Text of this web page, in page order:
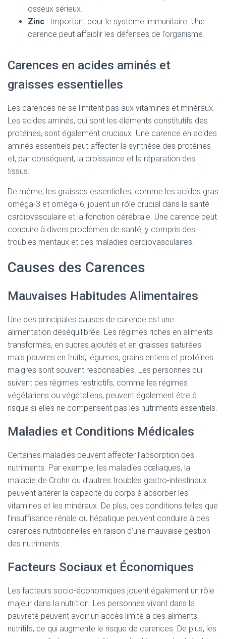
osseux sérieux.
Zinc : Important pour le système immunitaire. Une
carence peut affaiblir les défenses de l’organisme.
Carences en acides aminés et
graisses essentielles
Les carences ne se limitent pas aux vitamines et minéraux.
Les acides aminés, qui sont les éléments constitutifs des
protéines, sont également cruciaux. Une carence en acides
aminés essentiels peut affecter la synthèse des protéines
et, par conséquent, la croissance et la réparation des
tissus.
De même, les graisses essentielles, comme les acides gras
oméga-3 et oméga-6, jouent un rôle crucial dans la santé
cardiovasculaire et la fonction cérébrale. Une carence peut
conduire à divers problèmes de santé, y compris des
troubles mentaux et des maladies cardiovasculaires.
Causes des Carences
Mauvaises Habitudes Alimentaires
Une des principales causes de carence est une
alimentation déséquilibrée. Les régimes riches en aliments
transformés, en sucres ajoutés et en graisses saturées
mais pauvres en fruits, légumes, grains entiers et protéines
maigres sont souvent responsables. Les personnes qui
suivent des régimes restrictifs, comme les régimes
végétariens ou végétaliens, peuvent également être à
risque si elles ne compensent pas les nutriments essentiels.
Maladies et Conditions Médicales
Certaines maladies peuvent affecter l’absorption des
nutriments. Par exemple, les maladies cœliaques, la
maladie de Crohn ou d’autres troubles gastro-intestinaux
peuvent altérer la capacité du corps à absorber les
vitamines et les minéraux. De plus, des conditions telles que
l’insuffisance rénale ou hépatique peuvent conduire à des
carences nutritionnelles en raison d’une mauvaise gestion
des nutriments.
Facteurs Sociaux et Économiques
Les facteurs socio-économiques jouent également un rôle
majeur dans la nutrition. Les personnes vivant dans la
pauvreté peuvent avoir un accès limité à des aliments
nutritifs, ce qui augmente le risque de carences. De plus, les